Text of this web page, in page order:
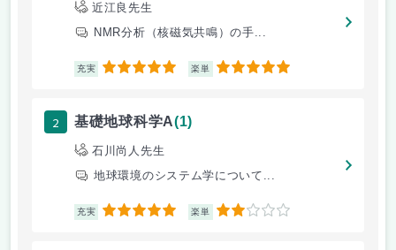
近江良先生
NMR分析（核磁気共鳴）の手...
充実 5 楽単 5
2 基礎地球科学A(1)
石川尚人先生
地球環境のシステム学について...
充実 5 楽単 2